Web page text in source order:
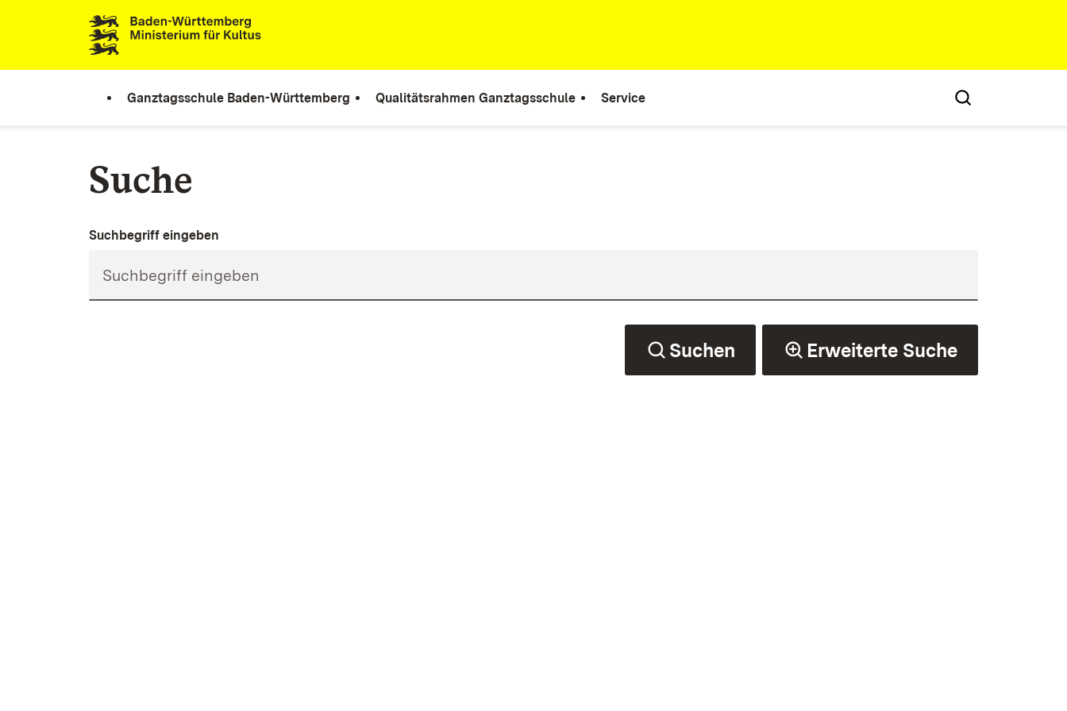
Zum Inhalt springen
Link zur Startseite
Ganztagsschule Baden-Württemberg Qualitätsrahmen Ganztagsschule Service
Suche
Suchbegriff eingeben
Suchen Erweiterte Suche